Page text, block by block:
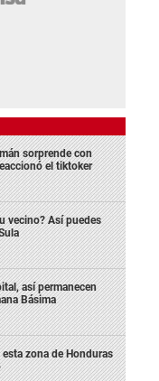
sorprende con
el tiktoker
vecino? Así puedes
así permanecen
Básima
zona de Honduras